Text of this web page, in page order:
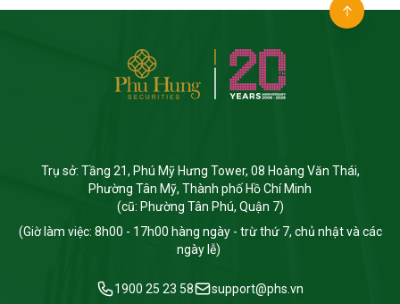
Trụ sở: Tầng 21, Phú Mỹ Hưng Tower, 08 Hoàng Văn Thái,
Phường Tân Mỹ, Thành phố Hồ Chí Minh
(cũ: Phường Tân Phú, Quận 7)
(Giờ làm việc: 8h00 - 17h00 hàng ngày - trừ thứ 7, chủ nhật và các
ngày lễ)
1900 25 23 58 support@phs.vn